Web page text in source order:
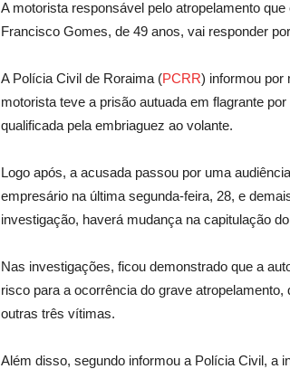
A motorista responsável pelo atropelamento
Francisco Gomes, de 49 anos, vai responder
A Polícia Civil de Roraima (PCRR) informou por
motorista teve a prisão autuada em flagrante
qualificada pela embriaguez ao volante.
Logo após, a acusada passou por uma
empresário na última segunda-feira, 28, e
investigação, haverá mudança na capitulação
Nas investigações, ficou demonstrado que a
risco para a ocorrência do grave
outras três vítimas.
Além disso, segundo informou a Polícia Civil, a